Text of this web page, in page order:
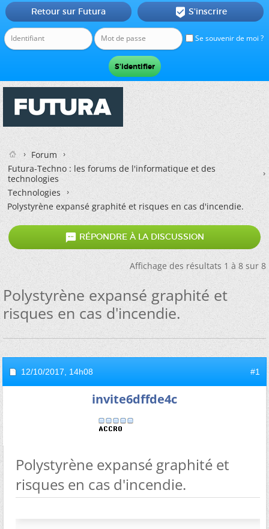
Se souvenir de moi ?
Retour sur Futura  S'inscrire
Forum
Futura-Techno : les forums de l'informatique et des
technologies
Technologies
Polystyrène expansé graphité et risques en cas d'incendie.
 RÉPONDRE À LA DISCUSSION
Affichage des résultats 1 à 8 sur 8
Polystyrène expansé graphité et
risques en cas d'incendie.
12/10/2017, 14h08 #1
invite6dffde4c
Polystyrène expansé graphité et
risques en cas d'incendie.